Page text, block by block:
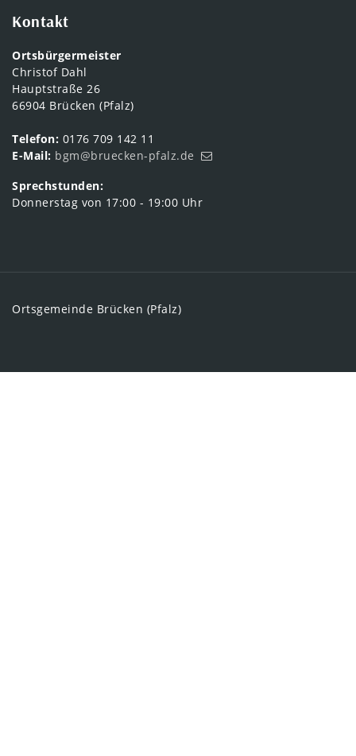
Kontakt
Ortsbürgermeister
Christof Dahl
Hauptstraße 26
66904 Brücken (Pfalz)
Telefon: 0176 709 142 11
E-Mail: bgm@bruecken-pfalz.de
Sprechstunden:
Donnerstag von 17:00 - 19:00 Uhr
Ortsgemeinde Brücken (Pfalz)